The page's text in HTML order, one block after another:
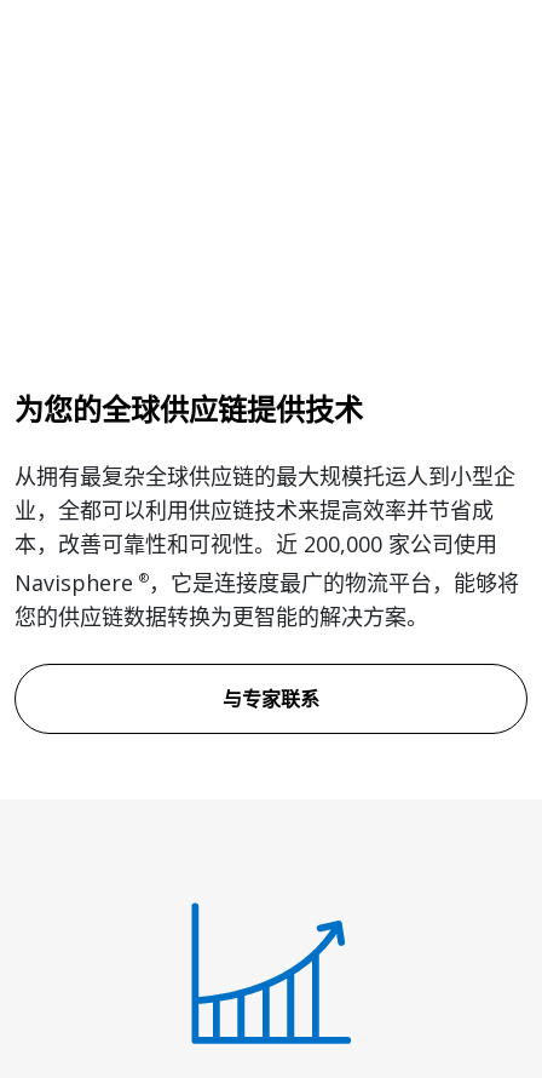
为您的全球供应链提供技术
从拥有最复杂全球供应链的最大规模托运人到小型企
业，全都可以利用供应链技术来提高效率并节省成
本，改善可靠性和可视性。近 200,000 家公司使用
Navisphere ® ，它是连接度最广的物流平台，能够将
您的供应链数据转换为更智能的解决方案。
与专家联系